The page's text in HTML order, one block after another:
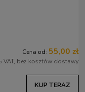
Cena od: 55,00 zł
VAT, bez kosztów dostawy
KUP TERAZ